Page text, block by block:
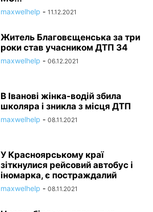
maxwelhelp - 11.12.2021
Житель Благовєщенська за три
роки став учасником ДТП 34
maxwelhelp - 06.12.2021
В Іванові жінка-водій збила
школяра і зникла з місця ДТП
maxwelhelp - 08.11.2021
У Красноярському краї
зіткнулися рейсовий автобус і
іномарка, є постраждалий
maxwelhelp - 08.11.2021